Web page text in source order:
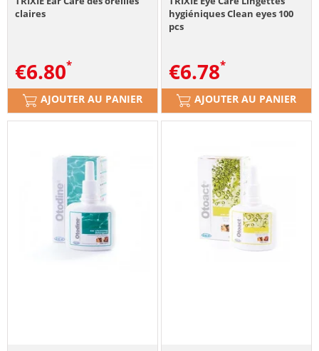
claires
€6.80
AJOUTER AU PANIER
hygiéniques Clean eyes 100
pcs
€6.78
AJOUTER AU PANIER